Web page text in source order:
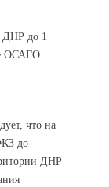
ДНР до 1
ОСАГО
что на
до
ДНР